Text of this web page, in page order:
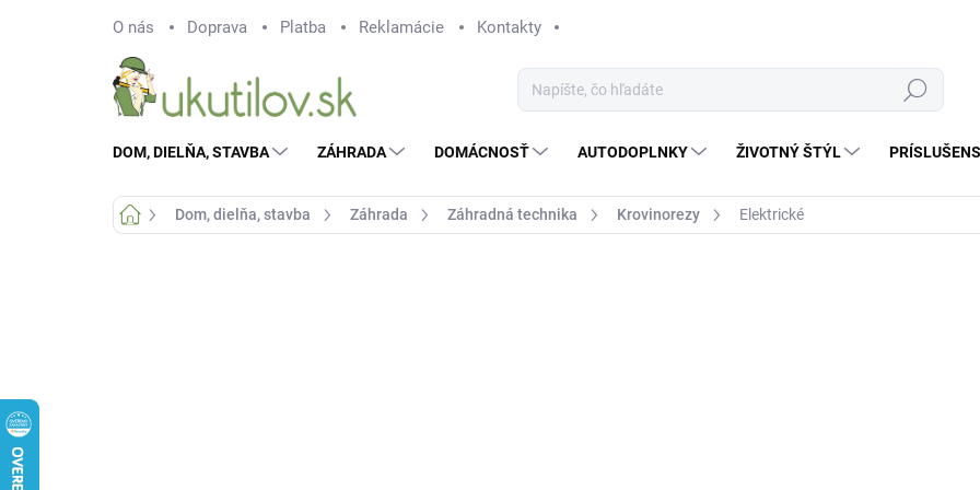
O nás Doprava Platba Reklamácie Kontakty
Hľadať
DOM, DIELŇA, STAVBA ZÁHRADA DOMÁCNOSŤ AUTODOPLNKY ŽIVOTNÝ ŠTÝL
DomovDom, dielňa, stavba Záhrada Záhradná technika Krovinorezy Elektrické